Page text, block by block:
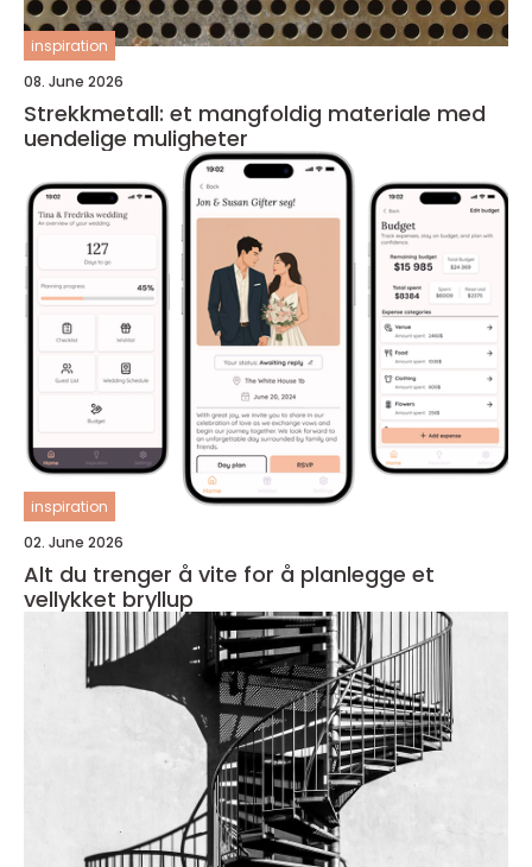
inspiration
08. June 2026
Strekkmetall: et mangfoldig materiale med
uendelige muligheter
inspiration
02. June 2026
Alt du trenger å vite for å planlegge et
vellykket bryllup